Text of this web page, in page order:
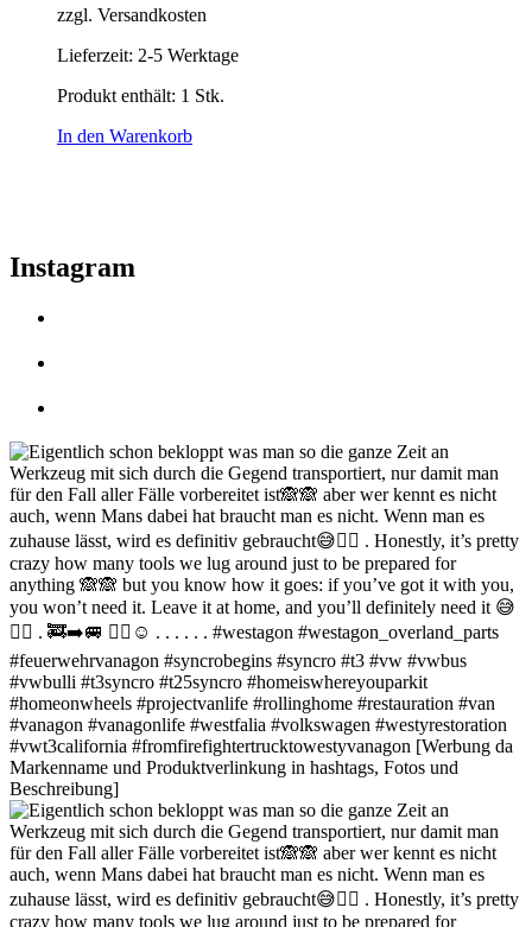
zzgl. Versandkosten
Lieferzeit: 2-5 Werktage
Produkt enthält: 1 Stk.
In den Warenkorb
Instagram